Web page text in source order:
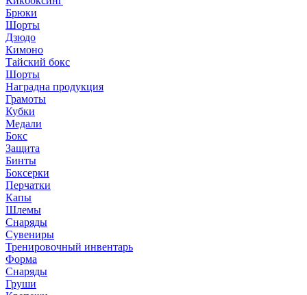
Брюки
Шорты
Дзюдо
Кимоно
Тайский бокс
Шорты
Наградна продукция
Грамоты
Кубки
Медали
Бокс
Защита
Бинты
Боксерки
Перчатки
Капы
Шлемы
Снаряды
Сувениры
Тренировочный инвентарь
Форма
Снаряды
Груши